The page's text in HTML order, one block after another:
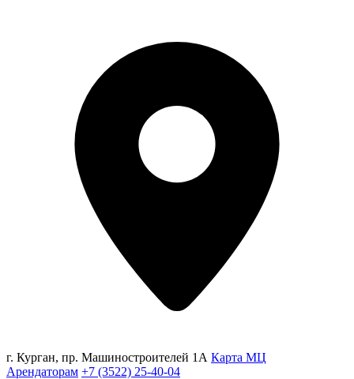
г. Курган, пр. Машиностроителей 1А Карта МЦ
Арендаторам +7 (3522) 25-40-04